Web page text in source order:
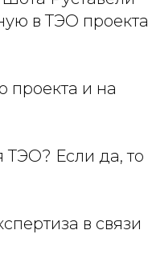
в ТЭО проекта
проекта и на
ТЭО? Если да, то
в связи